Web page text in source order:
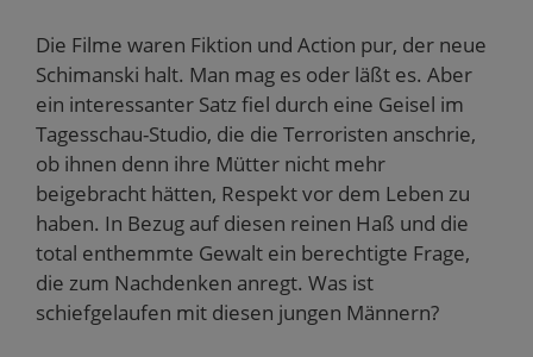
Die Filme waren Fiktion und Action pur, der neue
Schimanski halt. Man mag es oder läßt es. Aber
ein interessanter Satz fiel durch eine Geisel im
Tagesschau-Studio, die die Terroristen anschrie,
ob ihnen denn ihre Mütter nicht mehr
beigebracht hätten, Respekt vor dem Leben zu
haben. In Bezug auf diesen reinen Haß und die
total enthemmte Gewalt ein berechtigte Frage,
die zum Nachdenken anregt. Was ist
schiefgelaufen mit diesen jungen Männern?